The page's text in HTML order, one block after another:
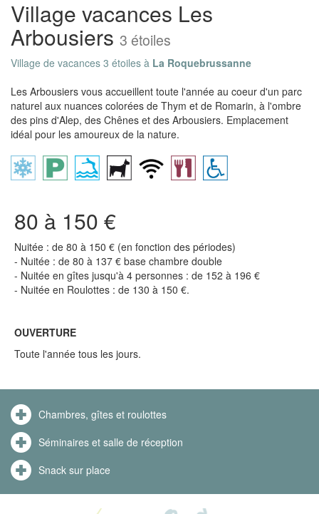
Village vacances Les
Arbousiers 3 étoiles
Village de vacances 3 étoiles à La Roquebrussanne
Les Arbousiers vous accueillent toute l'année au coeur d'un parc
naturel aux nuances colorées de Thym et de Romarin, à l'ombre
des pins d'Alep, des Chênes et des Arbousiers. Emplacement
idéal pour les amoureux de la nature.
80 à 150 €
Nuitée : de 80 à 150 € (en fonction des périodes)
- Nuitée : de 80 à 137 € base chambre double
- Nuitée en gîtes jusqu'à 4 personnes : de 152 à 196 €
- Nuitée en Roulottes : de 130 à 150 €.
OUVERTURE
Toute l'année tous les jours.
Chambres, gîtes et roulottes
Séminaires et salle de réception
Snack sur place